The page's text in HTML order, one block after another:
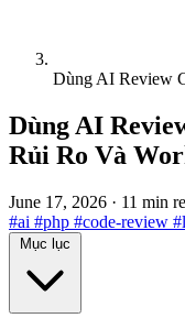
Dùng AI Review
Dùng AI
Rủi Ro Và
June 17, 2026 · 11 min
#ai #php #code-review
Mục lục